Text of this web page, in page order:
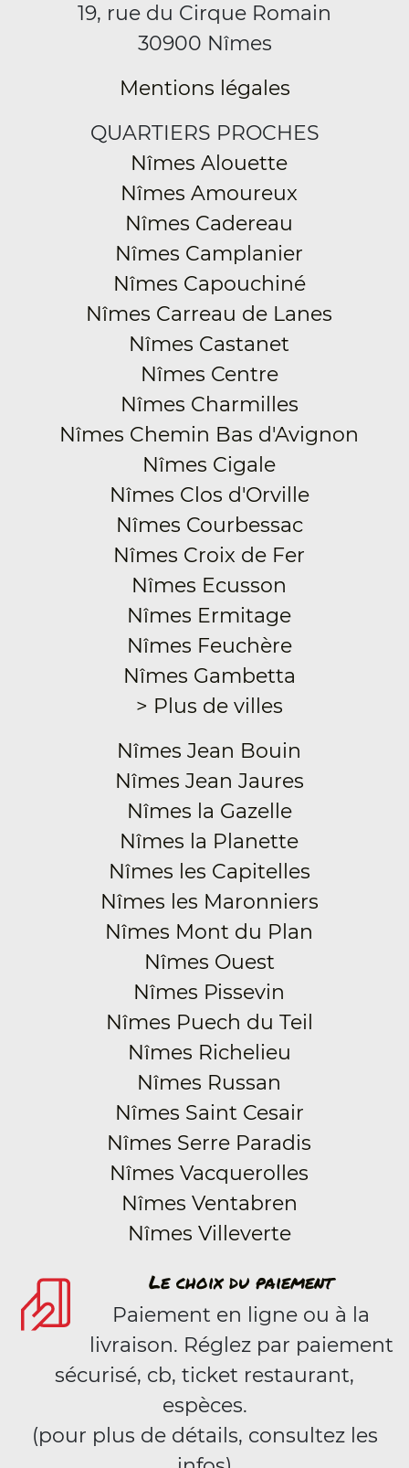
19, rue du Cirque Romain
30900 Nîmes
Mentions légales
QUARTIERS PROCHES
Nîmes Alouette
Nîmes Amoureux
Nîmes Cadereau
Nîmes Camplanier
Nîmes Capouchiné
Nîmes Carreau de Lanes
Nîmes Castanet
Nîmes Centre
Nîmes Charmilles
Nîmes Chemin Bas d'Avignon
Nîmes Cigale
Nîmes Clos d'Orville
Nîmes Courbessac
Nîmes Croix de Fer
Nîmes Ecusson
Nîmes Ermitage
Nîmes Feuchère
Nîmes Gambetta
> Plus de villes
Nîmes Jean Bouin
Nîmes Jean Jaures
Nîmes la Gazelle
Nîmes la Planette
Nîmes les Capitelles
Nîmes les Maronniers
Nîmes Mont du Plan
Nîmes Ouest
Nîmes Pissevin
Nîmes Puech du Teil
Nîmes Richelieu
Nîmes Russan
Nîmes Saint Cesair
Nîmes Serre Paradis
Nîmes Vacquerolles
Nîmes Ventabren
Nîmes Villeverte
Le choix du paiement
Paiement en ligne ou à la
livraison. Réglez par paiement
sécurisé, cb, ticket restaurant,
espèces.
(pour plus de détails, consultez les